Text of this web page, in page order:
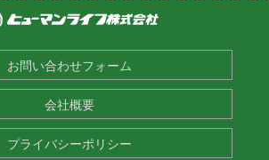
お問い合わせフォーム
会社概要
プライバシーポリシー